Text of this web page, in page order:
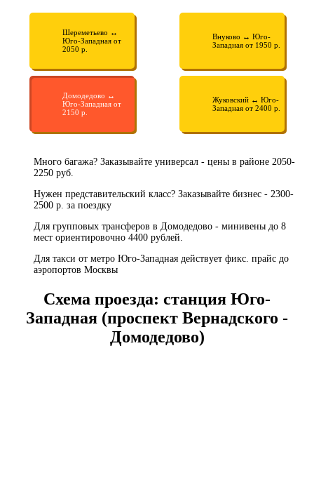
Шереметьево ↔
Юго-Западная от
2050 р.
Внуково ↔ Юго-
Западная от 1950 р.
Домодедово ↔
Юго-Западная от
2150 р.
Жуковский ↔ Юго-
Западная от 2400 р.
Много багажа? Заказывайте универсал - цены в районе 2050-
2250 руб.
Нужен представительский класс? Заказывайте бизнес - 2300-
2500 р. за поездку
Для групповых трансферов в Домодедово - минивены до 8
мест ориентировочно 4400 рублей.
Для такси от метро Юго-Западная действует фикс. прайс до
аэропортов Москвы
Схема проезда: станция Юго-
Западная (проспект Вернадского -
Домодедово)